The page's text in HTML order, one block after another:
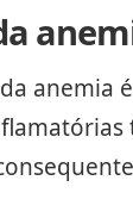
anemia